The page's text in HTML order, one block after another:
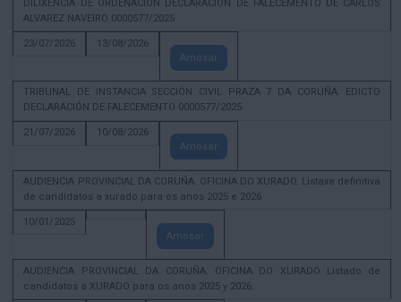
ALVAREZ NAVEIRO 0000577/2025
23/07/2026
13/08/2026
Amosar
TRIBUNAL DE INSTANCIA SECCIÓN CIVIL PRAZA 7 DA CORUÑA. EDICTO
DECLARACIÓN DE FALECEMENTO 0000577/2025
21/07/2026
10/08/2026
Amosar
AUDIENCIA PROVINCIAL DA CORUÑA. OFICINA DO XURADO. Listaxe definitiva
de candidatos a xurado para os anos 2025 e 2026
10/01/2025
Amosar
AUDIENCIA PROVINCIAL DA CORUÑA. OFICINA DO XURADO Listado de
candidatos a XURADO para os anos 2025 y 2026.